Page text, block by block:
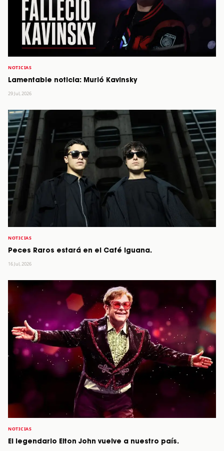
NOTICIAS
Lamentable noticia: Murió Kavinsky
29 Jul, 2026
NOTICIAS
Peces Raros estará en el Café Iguana.
16 Jul, 2026
NOTICIAS
El legendario Elton John vuelve a nuestro país.